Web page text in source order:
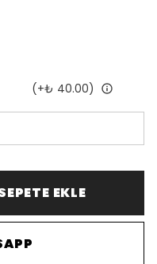
(+₺ 40.00)
EKLE